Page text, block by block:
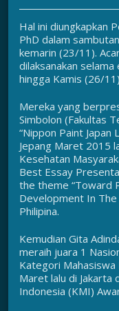
Hal ini diungkapkan
PhD dalam
kemarin (23/11).
dilaksanakan
hingga Kamis (26/
Mereka yang
Simbolon (Fakultas
“Nippon Paint Japan
Jepang Maret 2015
Kesehatan
Best Essay
the theme “Toward
Development In The
Philipina.
Kemudian Gita
meraih juara 1
Kategori Mahasiswa
Maret lalu di Jakarta
Indonesia (KMI)